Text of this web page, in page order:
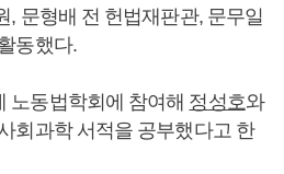
, 문형배 전 헌법재판관, 문무일
동했다.
노동법학회에 참여해 정성호와
회과학 서적을 공부했다고 한